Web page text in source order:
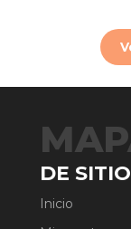
DE SITIO
Inicio